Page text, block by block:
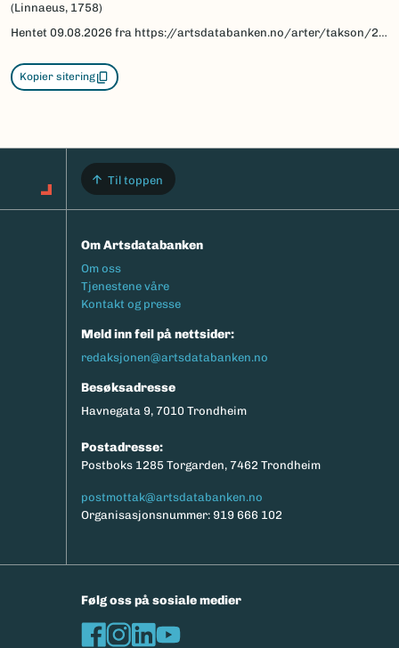
(Linnaeus, 1758)
Hentet 09.08.2026 fra https://artsdatabanken.no/arter/takson/29953/beskrivelse
Kopier sitering
Til toppen
Om Artsdatabanken
Footermeny
Om oss
Tjenestene våre
Kontakt og presse
Meld inn feil på nettsider:
redaksjonen@artsdatabanken.no
Besøksadresse
Havnegata 9, 7010 Trondheim
Postadresse:
Postboks 1285 Torgarden, 7462 Trondheim
postmottak@artsdatabanken.no
Organisasjonsnummer: 919 666 102
Følg oss på sosiale medier